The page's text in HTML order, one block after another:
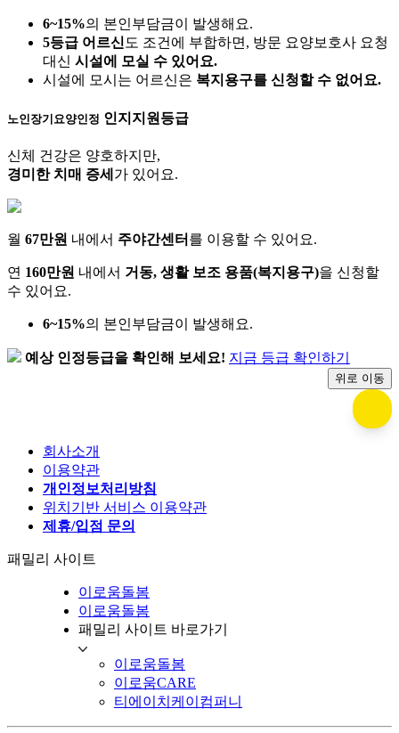
6~15%의 본인부담금이 발생해요.
5등급 어르신도 조건에 부합하면, 방문 요양보호사 요청
대신 시설에 모실 수 있어요.
시설에 모시는 어르신은 복지용구를 신청할 수 없어요.
노인장기요양인정 인지지원등급
신체 건강은 양호하지만,
경미한 치매 증세 가 있어요.
월 67만원 내에서 주야간센터 를 이용할 수 있어요.
연 160만원 내에서 거동, 생활 보조 용품(복지용구)을 신청할
수 있어요.
6~15%의 본인부담금이 발생해요.
예상 인정등급을 확인해 보세요! 지금 등급 확인하기​
위로 이동
회사소개
이용약관
개인정보처리방침
위치기반 서비스 이용약관
제휴/입점 문의
패밀리 사이트
이로움돌봄
이로움돌봄
패밀리 사이트 바로가기
이로움돌봄
이로움CARE
티에이치케이컴퍼니